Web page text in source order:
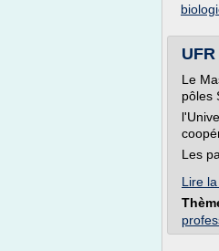
Le
pôles
Les
Lire